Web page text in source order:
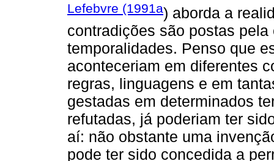
Lefebvre (1991a) aborda a
contradições são postas
temporalidades. Penso que
aconteceriam em diferentes
regras, linguagens e em
gestadas em determinados
refutadas, já poderiam ter
aí: não obstante uma
pode ter sido concedida a